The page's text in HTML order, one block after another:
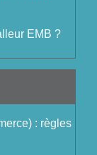
EMB ?
: règles